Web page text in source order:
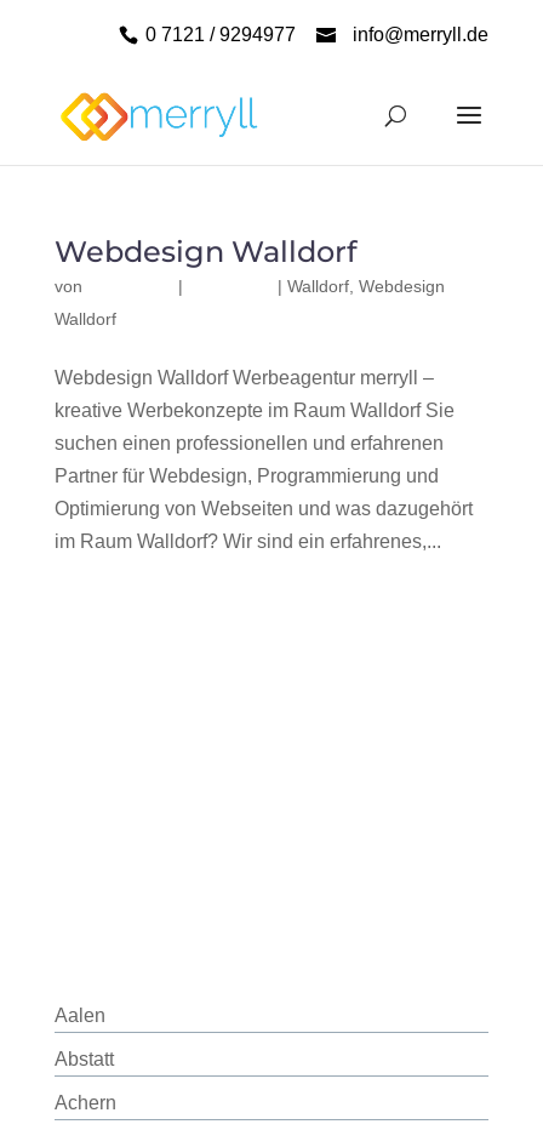
0 7121 / 9294977 info@merryll.de
Webdesign Walldorf
von | | Walldorf, Webdesign
Walldorf
Webdesign Walldorf Werbeagentur merryll –
kreative Werbekonzepte im Raum Walldorf Sie
suchen einen professionellen und erfahrenen
Partner für Webdesign, Programmierung und
Optimierung von Webseiten und was dazugehört
im Raum Walldorf? Wir sind ein erfahrenes,...
Aalen
Abstatt
Achern